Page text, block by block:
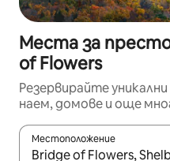
Места за
of Flowers
Резервирайте
наем, домове и още
Местоположение
Когато резултатите се